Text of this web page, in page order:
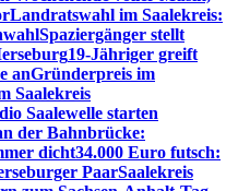
Landratswahl im Saalekreis:
Spaziergänger stellt
19-Jähriger greift
anGründerpreis im
Saalekreis
Saalewelle starten
der Bahnbrücke:
dicht34.000 Euro futsch:
PaarSaalekreis